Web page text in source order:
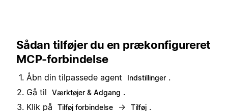
Sådan tilføjer du en prækonfigureret
MCP-forbindelse
Åbn din tilpassede agent Indstillinger .
Gå til
Værktøjer & Adgang .
Klik på
Tilføj forbindelse → Tilføj .